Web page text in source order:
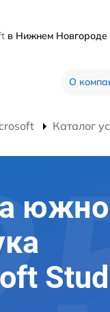
в Нижнем Новгороде
О
Каталог